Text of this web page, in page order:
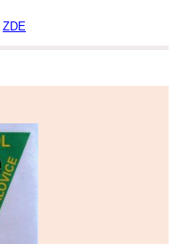
ZDE